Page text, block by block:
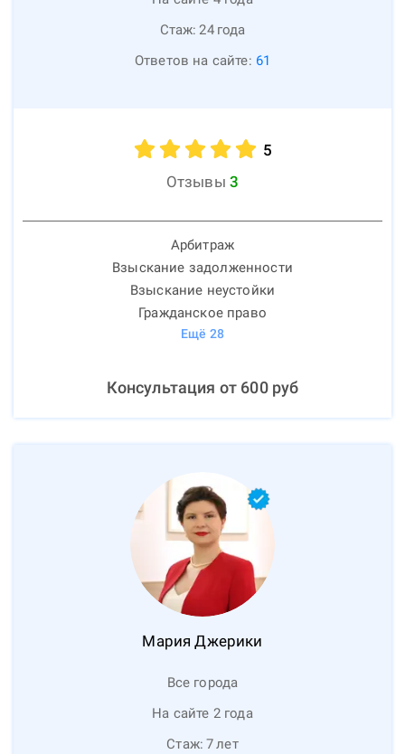
Стаж: 24 года
Ответов на сайте: 61
5
Отзывы 3
Арбитраж
Взыскание задолженности
Взыскание неустойки
Гражданское право
Ещё 28
Консультация от 600руб
Мария Джерики
Все города
На сайте 2 года
Стаж: 7лет